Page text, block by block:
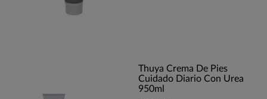
Thuya Crema De Pies
Cuidado Diario Con Urea
950ml